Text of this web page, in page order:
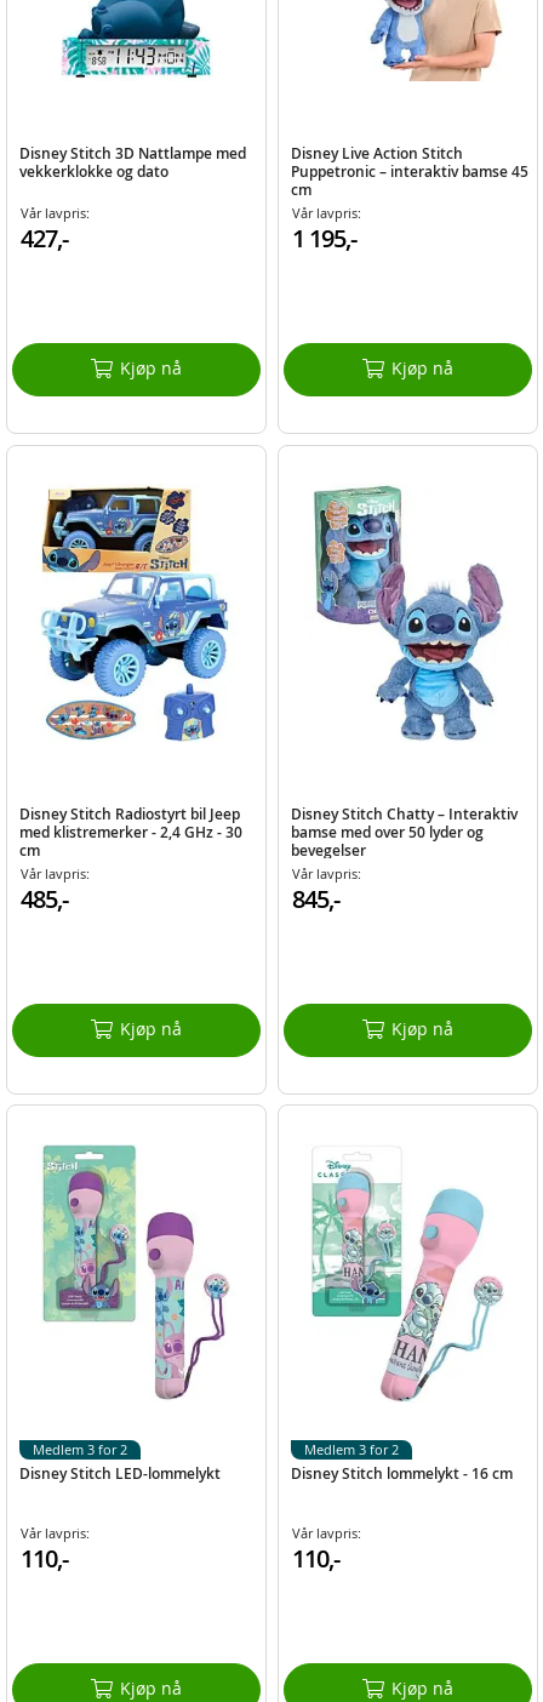
Disney Stitch 3D Nattlampe med
vekkerklokke og dato
Vår lavpris:
427,-
Kjøp nå
Disney Live Action Stitch
Puppetronic – interaktiv bamse 45
cm
Vår lavpris:
1 195,-
Kjøp nå
Disney Stitch Radiostyrt bil Jeep
med klistremerker - 2,4 GHz - 30
cm
Vår lavpris:
485,-
Kjøp nå
Disney Stitch Chatty – Interaktiv
bamse med over 50 lyder og
bevegelser
Vår lavpris:
845,-
Kjøp nå
Disney Stitch LED-lommelykt
Vår lavpris:
110,-
Kjøp nå
Medlem 3 for 2
Disney Stitch lommelykt - 16 cm
Vår lavpris:
110,-
Kjøp nå
Medlem 3 for 2